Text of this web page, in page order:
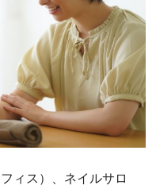
ィス）、ネイルサロ